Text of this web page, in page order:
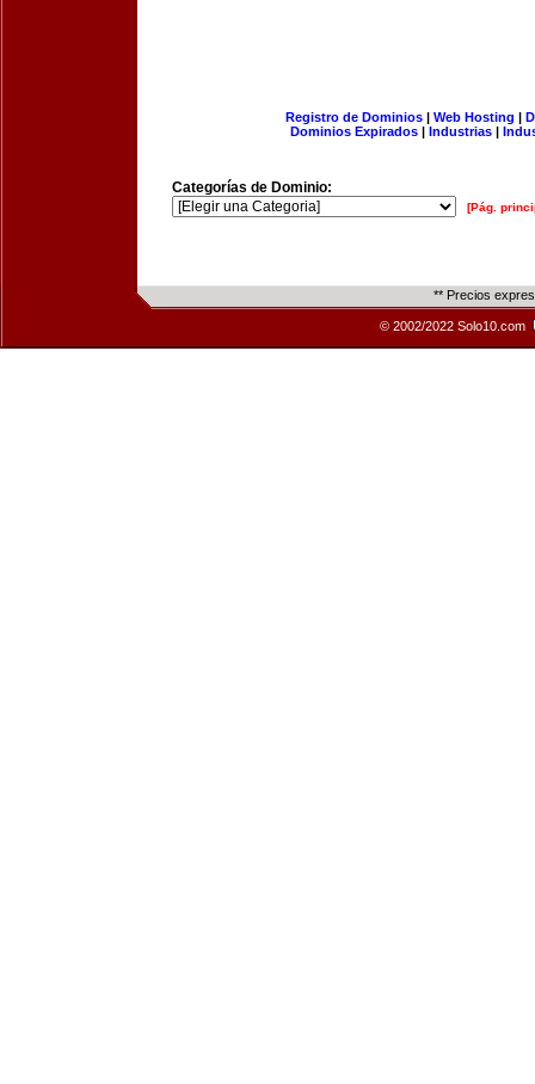
Registro de Dominios| Web Hosting |
Dominios Expirados | Industrias |
Categorías de Dominio:
[Pág.
** Precios
© 2002/2022 Solo10.com